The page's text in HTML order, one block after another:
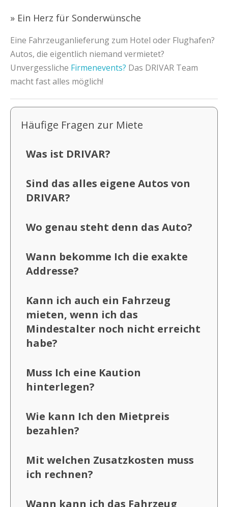
» Ein Herz für Sonderwünsche
Eine Fahrzeuganlieferung zum Hotel oder Flughafen?
Autos, die eigentlich niemand vermietet?
Unvergessliche Firmenevents? Das DRIVAR Team
macht fast alles möglich!
Häufige Fragen zur Miete
Was ist DRIVAR?
Sind das alles eigene Autos von
DRIVAR?
Wo genau steht denn das Auto?
Wann bekomme Ich die exakte
Addresse?
Kann ich auch ein Fahrzeug
mieten, wenn ich das
Mindestalter noch nicht erreicht
habe?
Muss Ich eine Kaution
hinterlegen?
Wie kann Ich den Mietpreis
bezahlen?
Mit welchen Zusatzkosten muss
ich rechnen?
Wann kann ich das Fahrzeug